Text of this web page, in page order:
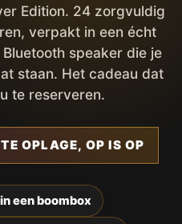
Edition. 24 zorgvuldig
verpakt in een écht
speaker die je
staan. Het cadeau dat
te reserveren.
OPLAGE, OP IS OP
een boombox